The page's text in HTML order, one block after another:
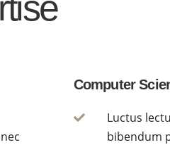
Computer

Luctus
bibendum